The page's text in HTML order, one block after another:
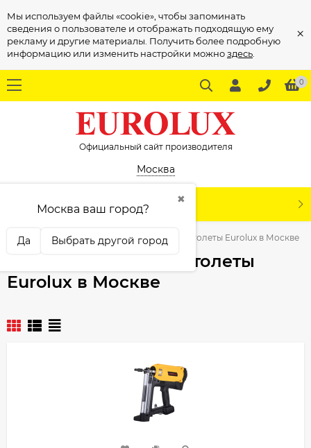
Мы используем файлы «cookie», чтобы запоминать
сведения о пользователе и отображать подходящую ему
рекламу и другие материалы. Получить более подробную
информацию или изменить настройки можноздесь
×
0
Официальный сайт производителя
Москва
✖
Москва ваш город?
Да Выбрать другой город
КАТАЛОГ
Гвоздезабивные пистолеты Eurolux в Москве
Гвоздезабивные пистолеты
Eurolux в Москве